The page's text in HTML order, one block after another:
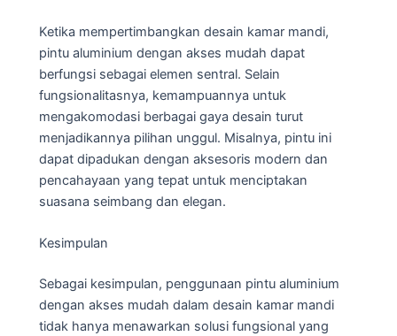
Ketika mempertimbangkan desain kamar mandi,
pintu aluminium dengan akses mudah dapat
berfungsi sebagai elemen sentral. Selain
fungsionalitasnya, kemampuannya untuk
mengakomodasi berbagai gaya desain turut
menjadikannya pilihan unggul. Misalnya, pintu ini
dapat dipadukan dengan aksesoris modern dan
pencahayaan yang tepat untuk menciptakan
suasana seimbang dan elegan.
Kesimpulan
Sebagai kesimpulan, penggunaan pintu aluminium
dengan akses mudah dalam desain kamar mandi
tidak hanya menawarkan solusi fungsional yang